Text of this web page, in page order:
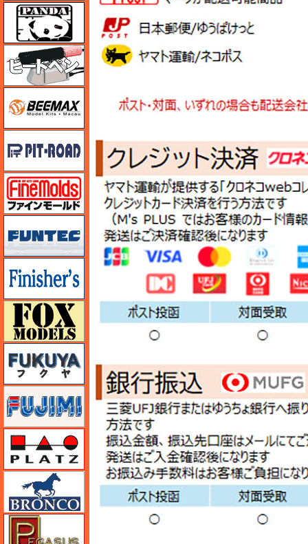
パンダホビー
ヒートペン（十和田技研・ブレインファクトリー）
ファインモールド
funtec（ファンテック）
フィニッシャーズ
フォックスモデル（FOX MODELS）
フジミ
プラッツ
ブロンコモデル（Bronco Models）